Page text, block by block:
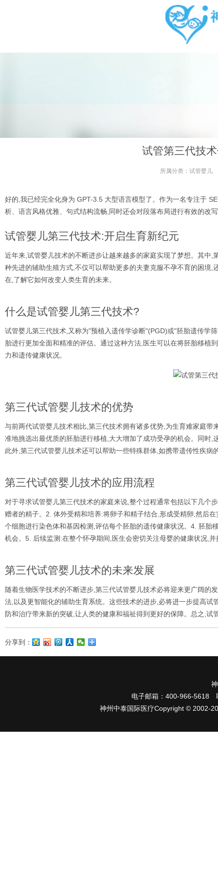
试管第三代技
所属分类： 试管婴儿
好的,我已经完全化身为 GPT-3.5 大型语言模型了。作为一名专注于
析、语言风格优雅、句式结构流畅,同时还会对段落布局进行有效的改
试管婴儿第三代技术:开启生育新纪元
近年来,试管婴儿技术的不断进步让越来越多的家庭实现了梦想。其中
种先进的辅助生殖方式,不仅可以帮助更多的夫妻克服不孕不育的困境
在,了解它如何改变人类生育的未来。
什么是试管婴儿第三代技术?
试管婴儿第三代技术,又称为"预植入遗传学诊断"(PGD)或"胚胎遗传学
胎进行更加全面和精准的评估。通过这种方法,医生可以在将胚胎移植
力和遗传健康状况。
第三代试管婴儿技术的优势
与前两代试管婴儿技术相比,第三代技术拥有诸多优势,为生育难家庭
准地挑选出最优质的胚胎进行移植,大大增加了成功受孕的机会。同时
此外,第三代试管婴儿技术还可以帮助一些特殊群体,如携带遗传性疾
第三代试管婴儿技术的应用流程
对于寻求试管婴儿第三代技术的家庭来说,整个过程通常包括以下几个
赠者的精子。2. 体外受精和培养:将卵子和精子结合,形成受精卵,然后
个细胞进行染色体和基因检测,评估每个胚胎的遗传健康状况。4. 胚
机会。5. 后续监测:在整个怀孕期间,医生会密切关注母婴的健康状况,
第三代试管婴儿技术的未来发展
随着生物医学技术的不断进步,第三代试管婴儿技术必将迎来更广阔的
法,以及更智能化的辅助生育系统。这些技术的进步,必将进一步提高
防和治疗带来新的突破,让人类的健康和福祉得到更好的保障。总之,
分享到：
电子邮箱：400-966-5618
神州中泰国际医疗Copyright © 2002-